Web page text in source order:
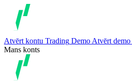
Atvērt kontu Trading Demo Atvērt
Mans konts